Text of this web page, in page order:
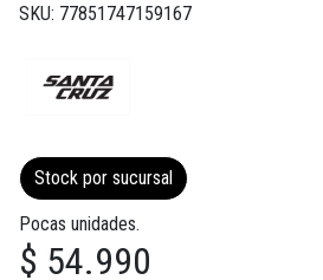
SKU: 77851747159167
Stock por sucursal
Pocas unidades.
$ 54.990